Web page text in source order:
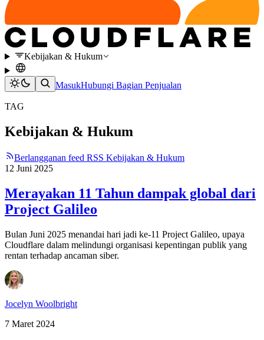
Kebijakan & Hukum
MasukHubungi Bagian Penjualan
TAG
Kebijakan & Hukum
Berlangganan feed RSS Kebijakan & Hukum
12 Juni 2025
Merayakan 11 Tahun dampak global dari
Project Galileo
Bulan Juni 2025 menandai hari jadi ke-11 Project Galileo, upaya
Cloudflare dalam melindungi organisasi kepentingan publik yang
rentan terhadap ancaman siber.
Jocelyn Woolbright
7 Maret 2024